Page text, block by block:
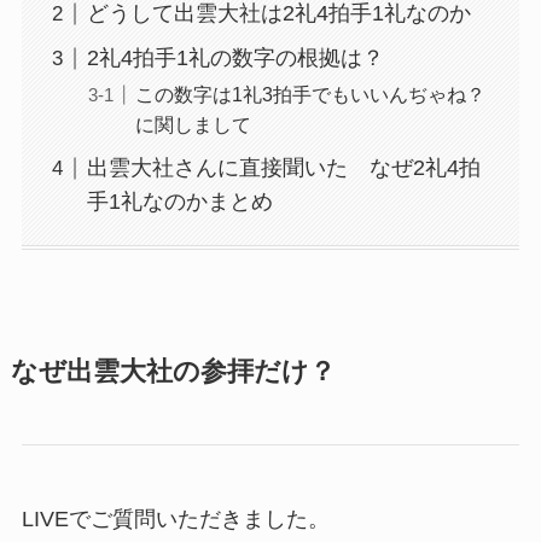
どうして出雲大社は2礼4拍手1礼なのか
2礼4拍手1礼の数字の根拠は？
この数字は1礼3拍手でもいいんぢゃね？
に関しまして
出雲大社さんに直接聞いた なぜ2礼4拍
手1礼なのかまとめ
なぜ出雲大社の参拝だけ？
LIVEでご質問いただきました。